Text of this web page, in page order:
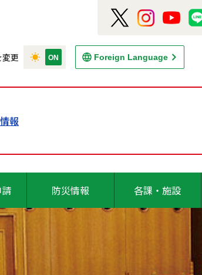
更 Foreign Language
報
防災情報 各課・施設